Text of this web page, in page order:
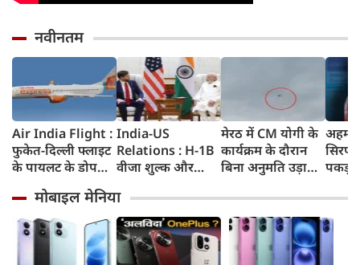
नवीनतम
Air India Flight :
फुकेत-दिल्ली फ्लाइट
के पायलट के डोप
कहा- रिपोर्ट नहीं
मिली, टिप्पणी की
स्थिति में नहीं
India-US
Relations : H-1B
वीजा शुल्क और
अलावा PM मोदी ने
अमेरिकी उपराष्ट्रपति
जेडी वेंस किन मुद्दों पर
की चर्चा
मेरठ में CM योगी के
कार्यक्रम के दौरान
बिना अनुमति उड़ाया
को किया गिरफ्तार
सिरप
पकड़ा
रुपए
जब्त
मोबाइल मेनिया